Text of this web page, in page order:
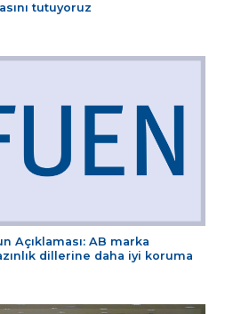
tutuyoruz
Açıklaması: AB marka
dillerine daha iyi koruma